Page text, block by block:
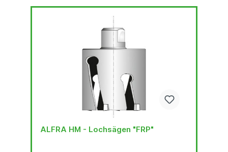
ALFRA HM - Lochsägen "FRP"